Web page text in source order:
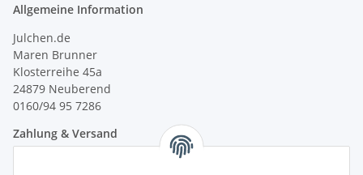
Allgemeine Information
Julchen.de
Maren Brunner
Klosterreihe 45a
24879 Neuberend
0160/94 95 7286
Zahlung & Versand